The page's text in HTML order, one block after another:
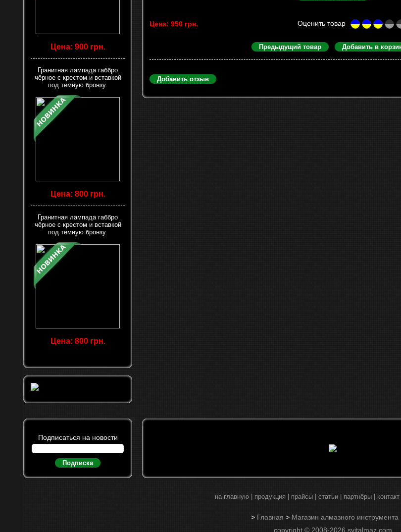
Цена: 900 грн.
Гранитная лампада габбро
чёрное с крестом и вставкой
под темную бронзу.
Цена: 800 грн.
Гранитная лампада габбро
чёрное с крестом и вставкой
под темную бронзу.
Цена: 800 грн.
Цена: 950 грн.
Предыдущий товар Добавить в
Добавить отзыв
Подписаться на новости
Подписка
на главную продукция прайсы статьи партнёры контакт
> Главная > Магазин алмазного
copyright © 2008-2026 svitalmaz.com